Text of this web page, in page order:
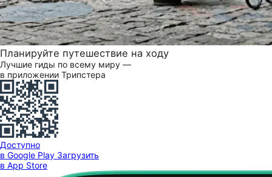
Планируйте путешествие на ходу
Лучшие гиды по всему миру —
в приложении Трипстера
Доступно
в Google Play Загрузить
в App Store